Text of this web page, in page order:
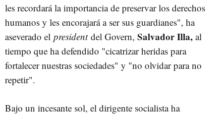
les recordará la importancia de preservar los derechos
humanos y les encorajará a ser sus guardianes", ha
aseverado el president del Govern, Salvador Illa, al
tiempo que ha defendido "cicatrizar heridas para
fortalecer nuestras sociedades" y "no olvidar para no
repetir".
Bajo un incesante sol, el dirigente socialista ha